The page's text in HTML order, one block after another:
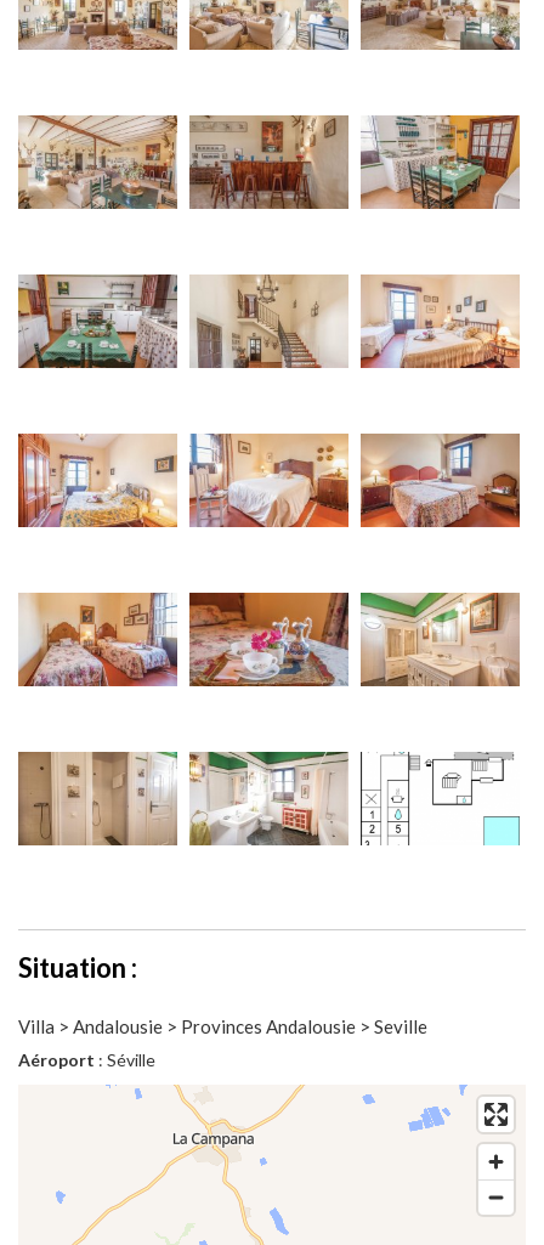
Situation :
Villa > Andalousie > Provinces Andalousie > Seville
Aéroport : Séville